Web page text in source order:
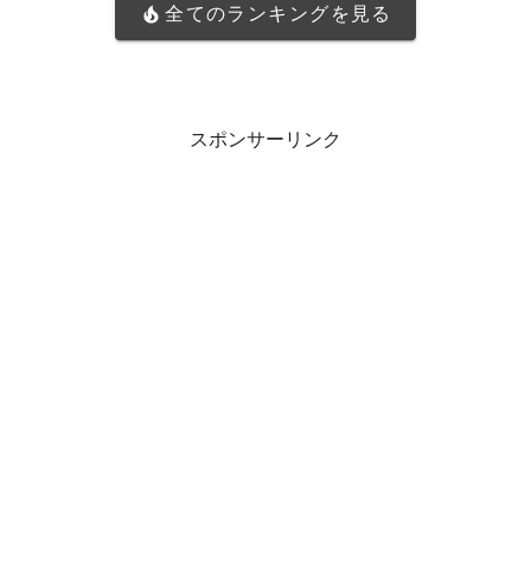
全てのランキングを見る
スポンサーリンク